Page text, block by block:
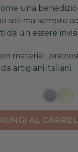
una
soli ma sempre
da un essere
materiali
da artigiani italiani.
AL